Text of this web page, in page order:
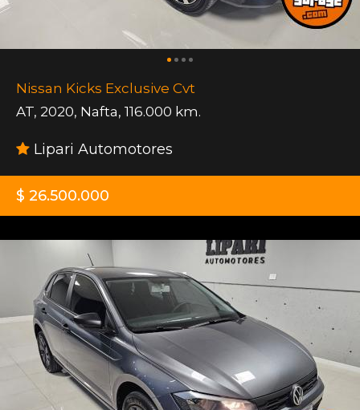
Nissan Kicks Exclusive Cvt
AT, 2020, Nafta, 116.000 km.
Lipari Automotores
$ 26.500.000